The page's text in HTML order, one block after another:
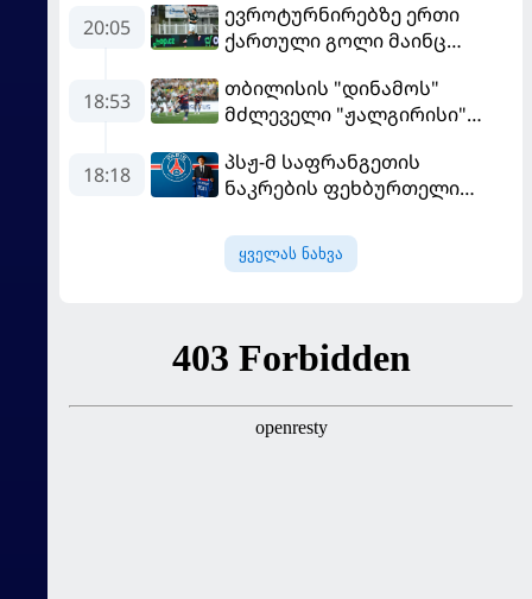
20:05
ევროტურნირებზე ერთი
ქართული გოლი მაინც
18:53
თბილისის "დინამოს"
მძლეველი "ჟალგირისი"
განადგურდა
18:18
პსჟ-მ საფრანგეთის
ნაკრების ფეხბურთელი
ყველას ნახვა